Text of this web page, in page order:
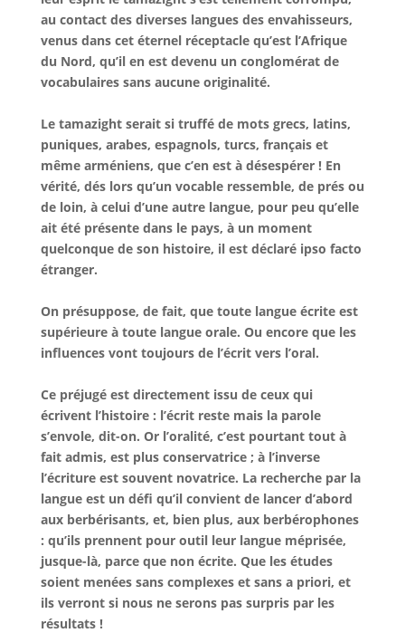
au contact des diverses langues des envahisseurs,
venus dans cet éternel réceptacle qu’est l’Afrique
du Nord, qu’il en est devenu un conglomérat de
vocabulaires sans aucune originalité.
Le tamazight serait si truffé de mots grecs, latins,
puniques, arabes, espagnols, turcs, français et
même arméniens, que c’en est à désespérer ! En
vérité, dés lors qu’un vocable ressemble, de prés ou
de loin, à celui d’une autre langue, pour peu qu’elle
ait été présente dans le pays, à un moment
quelconque de son histoire, il est déclaré ipso facto
étranger.
On présuppose, de fait, que toute langue écrite est
supérieure à toute langue orale. Ou encore que les
influences vont toujours de l’écrit vers l’oral.
Ce préjugé est directement issu de ceux qui
écrivent l’histoire : l’écrit reste mais la parole
s’envole, dit-on. Or l’oralité, c’est pourtant tout à
fait admis, est plus conservatrice ; à l’inverse
l’écriture est souvent novatrice. La recherche par la
langue est un défi qu’il convient de lancer d’abord
aux berbérisants, et, bien plus, aux berbérophones
: qu’ils prennent pour outil leur langue méprisée,
jusque-là, parce que non écrite. Que les études
soient menées sans complexes et sans a priori, et
ils verront si nous ne serons pas surpris par les
résultats !